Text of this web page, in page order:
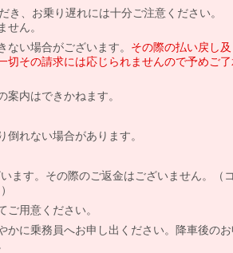
、お乗り遅れには十分ご注意ください。
ん。
い場合がございます。 その際の払い戻し及
切その請求には応じられませんので予めご
内はできかねます。
れない場合があります。
ます。その際のご返金はございません。（
用意ください。
かに乗務員へお申し出ください。降車後の